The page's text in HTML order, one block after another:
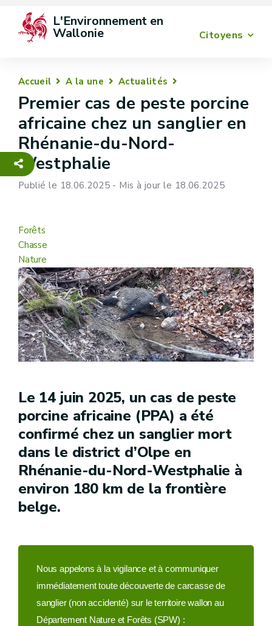
Citoyens
L'Environnement en
Wallonie
Accueil A la une Actualités
Premier cas de peste porcine
africaine chez un sanglier en
Rhénanie-du-Nord-
Westphalie
Publié le 18.06.2025 - Mis à jour le 18.06.2025
Forêts
Chasse
Nature
Le 14 juin 2025, un cas de peste
porcine africaine (PPA) a été
confirmé chez un sanglier mort
dans le district d’Olpe en
Rhénanie-du-Nord-Westphalie à
environ 180 km de la frontière
belge.
Nous appelons à la vigilance et à communiquer
immédiatement toute découverte de carcasse de
sanglier (non accidenté) sur le territoire wallon au
Département Nature et Forêts (SPW) :